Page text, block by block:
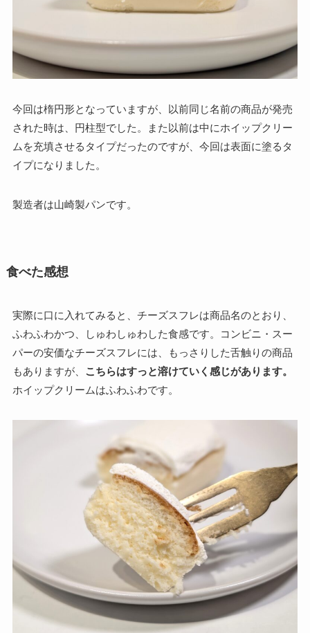
今回は楕円形となっていますが、以前同じ名前の商品が発売
された時は、円柱型でした。また以前は中にホイップクリー
ムを充填させるタイプだったのですが、今回は表面に塗るタ
イプになりました。
製造者は山崎製パンです。
食べた感想
実際に口に入れてみると、チーズスフレは商品名のとおり、
ふわふわかつ、しゅわしゅわした食感です。コンビニ・スー
パーの安価なチーズスフレには、もっさりした舌触りの商品
もありますが、 こちらはすっと溶けていく感じがあります。
ホイップクリームはふわふわです。